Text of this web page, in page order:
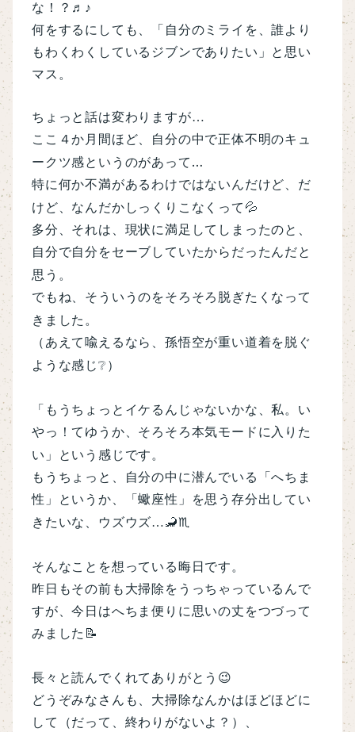
な！？ ♬♪
何をするにしても、
「自分のミライを、誰より
もわくわくしているジブンでありたい」と思い
マス。
ちょっと話は変わりますが…
ここ４か月間ほど、自分の中で正体不明のキュ
ークツ感というのがあって …
特に何か不満があるわけではないんだけど、だ
けど、なんだかしっくりこなくって 💦
多分、それは、現状に満足してしまったのと、
自分で自分をセーブしていたからだったんだと
思う。
でもね、そういうのをそろそろ脱ぎたくなって
きました。
（あえて喩えるなら、孫悟空が重い道着を脱ぐ
ような感じ❔ ）
「もうちょっとイケるんじゃないかな、私。い
やっ！てゆうか、そろそろ本気モードに入りた
い」という感じです。
もうちょっと、自分の中に潜んでいる「へちま
性」というか、「蠍座性」を思う存分出してい
きたいな、ウズウズ…🦂♏
そんなことを想っている晦日です。
昨日もその前も大掃除をうっちゃっているんで
すが、今日はへちま便りに思いの丈をつづって
みました 📝
長々と読んでくれてありがとう 😉
どうぞみなさんも、大掃除なんかはほどほどに
して（だって、終わりがないよ？）、